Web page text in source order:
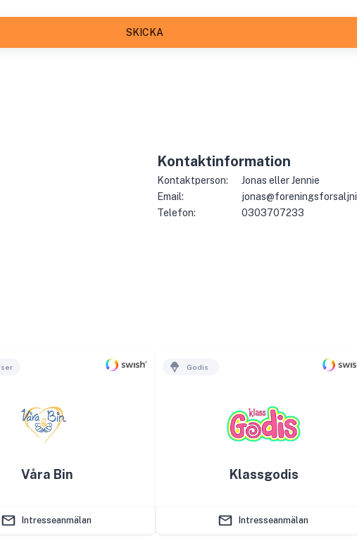
SKICKA
Kontaktinformation
Kontaktperson:
Jonas eller Jennie
Email:
Telefon:
0303707233
Våra Bin
Intresseanmälan
Godis
Klassgodis
Intresseanmälan